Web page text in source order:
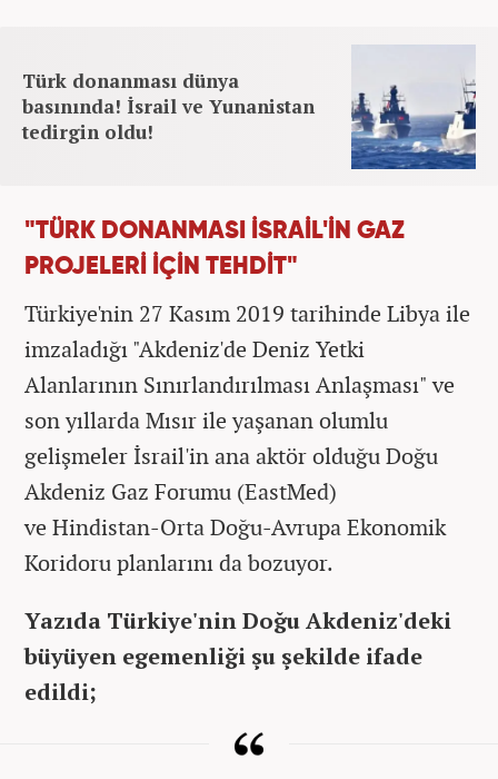
Türk donanması dünya
basınında! İsrail ve Yunanistan
tedirgin oldu!
"TÜRK DONANMASI İSRAİL'İN GAZ
PROJELERİ İÇİN TEHDİT"
Türkiye'nin 27 Kasım 2019 tarihinde Libya ile
imzaladığı "Akdeniz'de Deniz Yetki
Alanlarının Sınırlandırılması Anlaşması" ve
son yıllarda Mısır ile yaşanan olumlu
gelişmeler İsrail'in ana aktör olduğu Doğu
Akdeniz Gaz Forumu (EastMed)
ve Hindistan-Orta Doğu-Avrupa Ekonomik
Koridoru planlarını da bozuyor.
Yazıda Türkiye'nin Doğu Akdeniz'deki
büyüyen egemenliği şu şekilde ifade
edildi;